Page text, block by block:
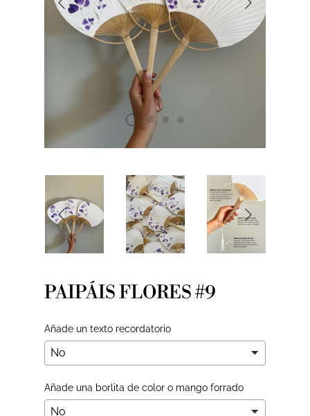
PAIPÁIS FLORES #9
Añade un texto recordatorio
Añade una borlita de color o mango forrado